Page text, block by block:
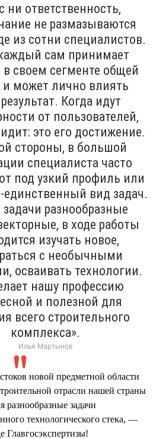
ни ответственность,
не размазываются
из сотни специалистов.
сам принимает
своем сегменте общей
и может лично влиять
Когда идут
от пользователей,
это его достижение.
стороны, в большой
специалиста часто
под узкий профиль или
единственный вид задач.
задачи разнообразные
в ходе работы
изучать новое,
с необычными
осваивать технологии.
нашу профессию
и полезной для
всего строительного
комплекса».
Илья Мартынов
новой предметной области
отрасли нашей страны
разнообразные задачи
технологического стека, —
Главгосэкспертизы!